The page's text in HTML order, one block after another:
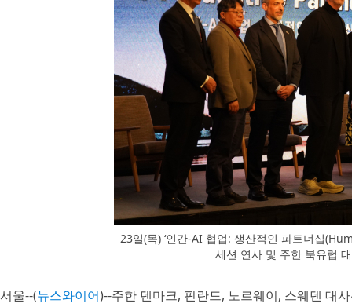
23일(목) ‘인간-AI 협업: 생산적인 파트너십
세션 연사 및 주한 북유럽
서울--(뉴스와이어)--주한 덴마크, 핀란드, 노르웨이, 스웨덴 대